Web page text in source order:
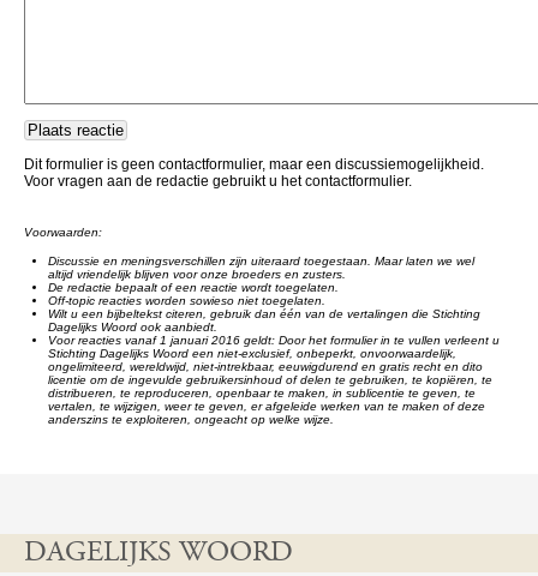
Dit formulier is geen contactformulier, maar een discussiemogelijkheid.
Voor vragen aan de redactie gebruikt u het contactformulier.
Voorwaarden:
Discussie en meningsverschillen zijn uiteraard toegestaan. Maar laten we wel
altijd vriendelijk blijven voor onze broeders en zusters.
De redactie bepaalt of een reactie wordt toegelaten.
Off-topic reacties worden sowieso niet toegelaten.
Wilt u een bijbeltekst citeren, gebruik dan één van de vertalingen die Stichting
Dagelijks Woord ook aanbiedt.
Voor reacties vanaf 1 januari 2016 geldt: Door het formulier in te vullen verleent u
Stichting Dagelijks Woord een niet-exclusief, onbeperkt, onvoorwaardelijk,
ongelimiteerd, wereldwijd, niet-intrekbaar, eeuwigdurend en gratis recht en dito
licentie om de ingevulde gebruikersinhoud of delen te gebruiken, te kopiëren, te
distribueren, te reproduceren, openbaar te maken, in sublicentie te geven, te
vertalen, te wijzigen, weer te geven, er afgeleide werken van te maken of deze
anderszins te exploiteren, ongeacht op welke wijze.
DAGELIJKS WOORD